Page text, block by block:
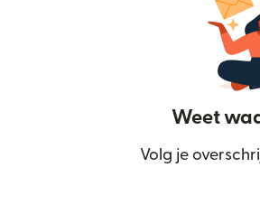
Weet
Volg je